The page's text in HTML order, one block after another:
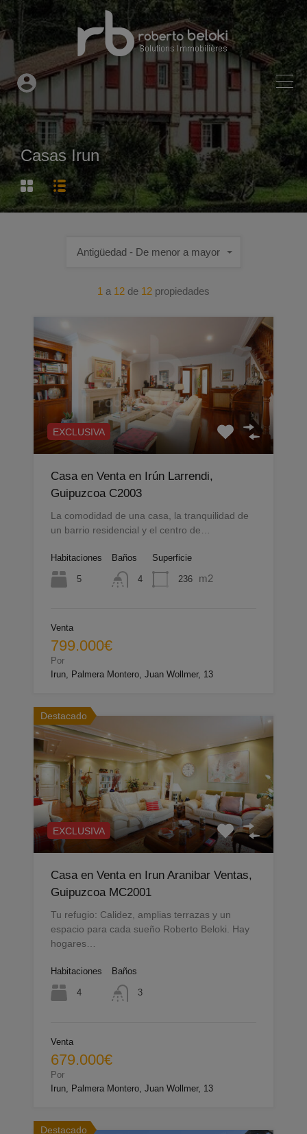
Casas Irun
1 a 12 de 12 propiedades
Antigüedad - De menor a mayor
EXCLUSIVA
Casa en Venta en Irún Larrendi,
Guipuzcoa C2003
La comodidad de una casa, la tranquilidad de
un barrio residencial y el centro de…
Habitaciones
5
Baños
4
Superficie
236 m2
Venta
799.000€
Por
Irun, Palmera Montero, Juan Wollmer, 13
Destacado
EXCLUSIVA
Casa en Venta en Irun Aranibar Ventas,
Guipuzcoa MC2001
Tu refugio: Calidez, amplias terrazas y un
espacio para cada sueño Roberto Beloki. Hay
hogares…
Habitaciones
4
Baños
3
Venta
679.000€
Por
Irun, Palmera Montero, Juan Wollmer, 13
Destacado